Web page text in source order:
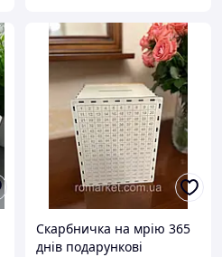
Скарбничка на мрію 365
днів подарункові